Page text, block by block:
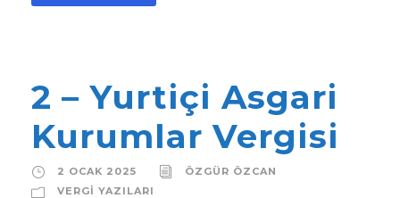
2 – Yurtiçi Asgari
Kurumlar Vergisi
2 OCAK 2025
ÖZGÜR ÖZCAN
VERGI YAZILARI